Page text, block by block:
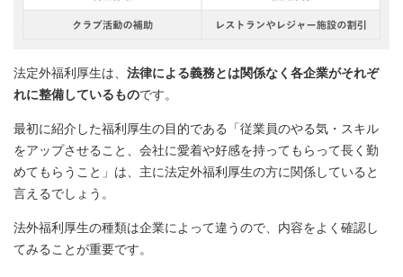
法定外福利厚生は、 法律による義務とは関係なく各企業がそれぞ
れに整備しているものです。
最初に紹介した福利厚生の目的である「従業員のやる気・スキル
をアップさせること、会社に愛着や好感を持ってもらって長く勤
めてもらうこと」は、主に法定外福利厚生の方に関係していると
言えるでしょう。
法外福利厚生の種類は企業によって違うので、内容をよく確認し
てみることが重要です。